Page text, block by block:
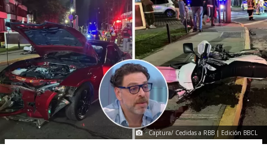
Captura/ Cedidas a RBB | Edición BBCL